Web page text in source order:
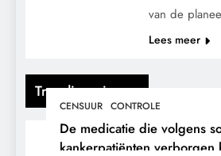
Trending nieuws
CENSUUR CONTROLE
De medicatie die volgens
kankerpatiënten verborgen
van de
Lees meer